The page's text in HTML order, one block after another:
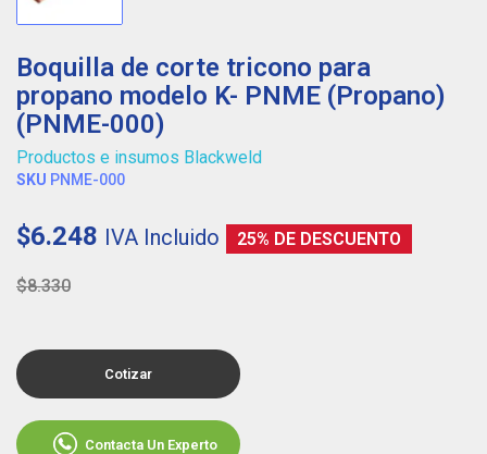
Boquilla de corte tricono para
propano modelo K- PNME (Propano)
(PNME-000)
Productos e insumos Blackweld
SKU PNME-000
$6.248 IVA Incluido 25% DE DESCUENTO
$8.330
Cotizar
Contacta Un Experto